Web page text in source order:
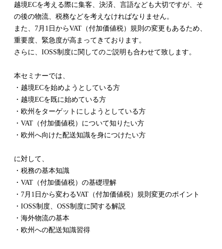
越境ECを考える際に集客、決済、言語なども大切ですが、そ
の後の物流、税務などを考えなければなりません。
また、7月1日からVAT（付加価値税）規則の変更もあるため、
重要度、緊急度が高まってきております。
さらに、IOSS制度に関してのご説明も合わせて致します。
本セミナーでは、
・越境ECを始めようとしている方
・越境ECを既に始めている方
・欧州をターゲットにしようとしている方
・VAT（付加価値税）について知りたい方
・欧州へ向けた配送知識を身につけたい方
に対して、
・税務の基本知識
・VAT（付加価値税）の基礎理解
・7月1日から変わるVAT（付加価値税）規則変更のポイント
・IOSS制度、OSS制度に関する解説
・海外物流の基本
・欧州への配送知識習得